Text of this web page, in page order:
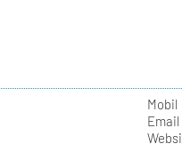
Mobil
Email